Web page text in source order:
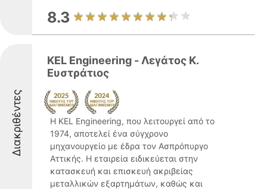
8.3
Διακριθέντες
KEL Engineering - Λεγάτος Κ.
Ευστράτιος
Η KEL Engineering, που λειτουργεί από το
1974, αποτελεί ένα σύγχρονο
μηχανουργείο με έδρα τον Ασπρόπυργο
Αττικής. Η εταιρεία ειδικεύεται στην
κατασκευή και επισκευή ακριβείας
μεταλλικών εξαρτημάτων, καθώς και